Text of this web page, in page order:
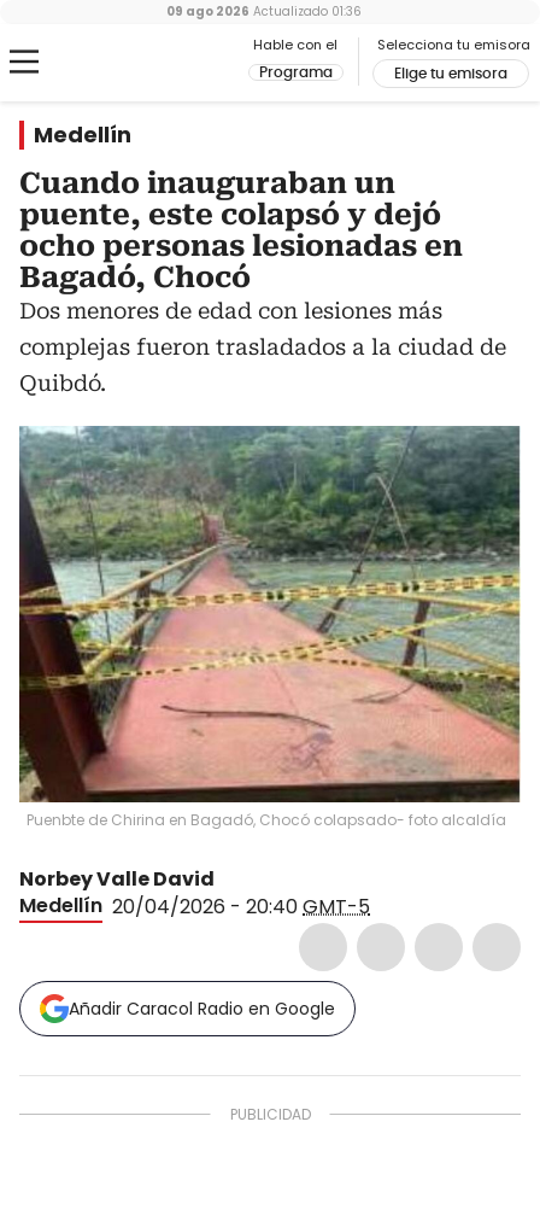
Hable con el
Programa
Selecciona tu emisora
Elige tu emisora
09 ago 2026 Actualizado 01:36
Medellín
Cuando inauguraban un
puente, este colapsó y dejó
ocho personas lesionadas en
Bagadó, Chocó
Dos menores de edad con lesiones más
complejas fueron trasladados a la ciudad de
Quibdó.
Puenbte de Chirina en Bagadó, Chocó colapsado- foto alcaldía
Norbey Valle David
Medellín 20/04/2026 - 20:40GMT-5
Añadir Caracol Radio en Google